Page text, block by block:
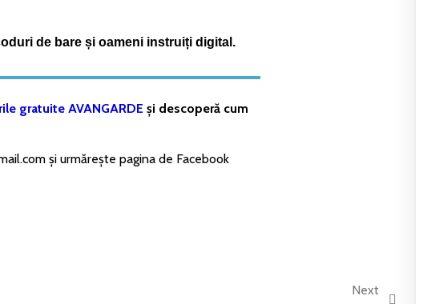
de bare și oameni instruiți digital.
gratuite AVANGARDE și descoperă cum
și urmărește pagina de Facebook
Next